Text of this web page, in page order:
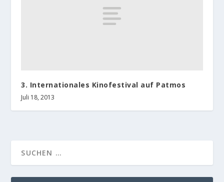
3. Internationales Kinofestival auf Patmos
Juli 18, 2013